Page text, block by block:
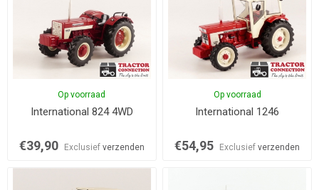
Op voorraad
International 824 4WD
€39,90 Exclusief verzenden
Op voorraad
International 1246
€54,95 Exclusiefverzenden